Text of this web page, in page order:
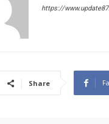
https://
Share